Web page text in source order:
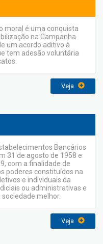
moral é uma conquista
na Campanha
um acordo aditivo à
tem adesão voluntária
Veja
Bancários
31 de agosto de 1958 e
com a finalidade de
poderes constituídos na
e individuais da
ou administrativas e
melhor.
Veja